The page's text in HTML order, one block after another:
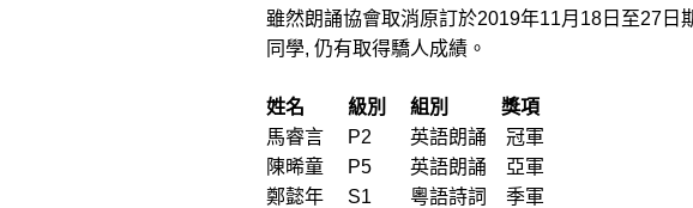
雖然朗誦協會取消原訂於2019年11月18日至27日
同學, 仍有取得驕人成績。
姓名 級別 組別 獎項
馬睿言 P2 英語朗誦 冠軍
陳晞童 P5 英語朗誦 亞軍
鄭懿年 S1 粵語詩詞 季軍